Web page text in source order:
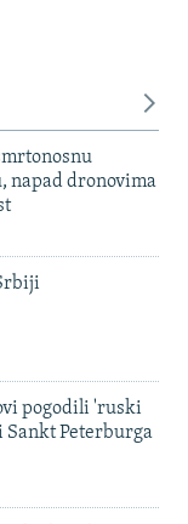
napad dronovima
pogodili 'ruski
Sankt Peterburga